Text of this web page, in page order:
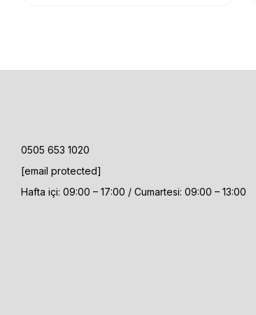
0505 653 1020
[email protected]
Hafta içi: 09:00 – 17:00 / Cumartesi: 09:00 – 13:00